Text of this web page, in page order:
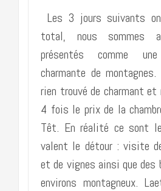
Les 3 jours suivants
total, nous sommes
présentés comme
charmante de montagnes.
rien trouvé de charmant et
4 fois le prix de la
Têt. En réalité ce sont
valent le détour : visite
et de vignes ainsi que des
environs montagneux.